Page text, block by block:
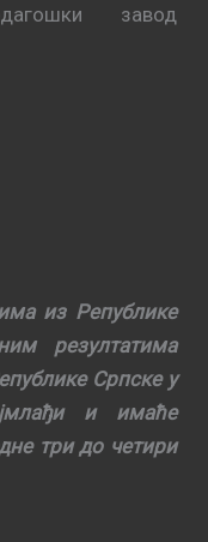
завод
из Републике
резултатима
Српске у
и имаће
три до четири